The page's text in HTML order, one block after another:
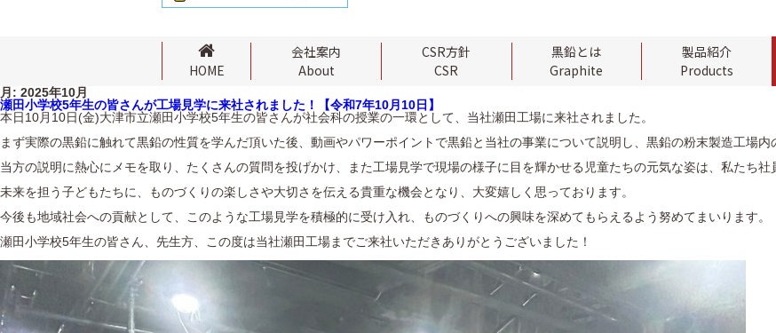
HOME
会社案内
About
CSR方針
CSR
黒鉛とは
Graphite
製品紹介
Products
月: 2025年10月
瀬田小学校5年生の皆さんが工場見学に来社されました！【令和7年10月10日】
本日10月10日(金)大津市立瀬田小学校5年生の皆さんが社会科の授業の一環として、当社瀬田工場に来社されました。
まず実際の黒鉛に触れて黒鉛の性質を学んだ頂いた後、動画やパワーポイントで黒鉛と当社の事業について説明し、黒鉛の粉末製造工場内
当方の説明に熱心にメモを取り、たくさんの質問を投げかけ、また工場見学で現場の様子に目を輝かせる児童たちの元気な姿は、私たち社
未来を担う子どもたちに、ものづくりの楽しさや大切さを伝える貴重な機会となり、大変嬉しく思っております。
今後も地域社会への貢献として、このような工場見学を積極的に受け入れ、ものづくりへの興味を深めてもらえるよう努めてまいります。
瀬田小学校5年生の皆さん、先生方、この度は当社瀬田工場までご来社いただきありがとうございました！